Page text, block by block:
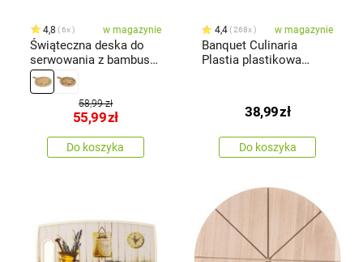
4,8 6x w magazynie
Świąteczna deska do
serwowania z bambusa
Wieniec II
58,99 zł
55,99zł
Do koszyka
4,4 268x w magazynie
Banquet Culinaria
Plastia plastikowa
38,99zł
Do koszyka